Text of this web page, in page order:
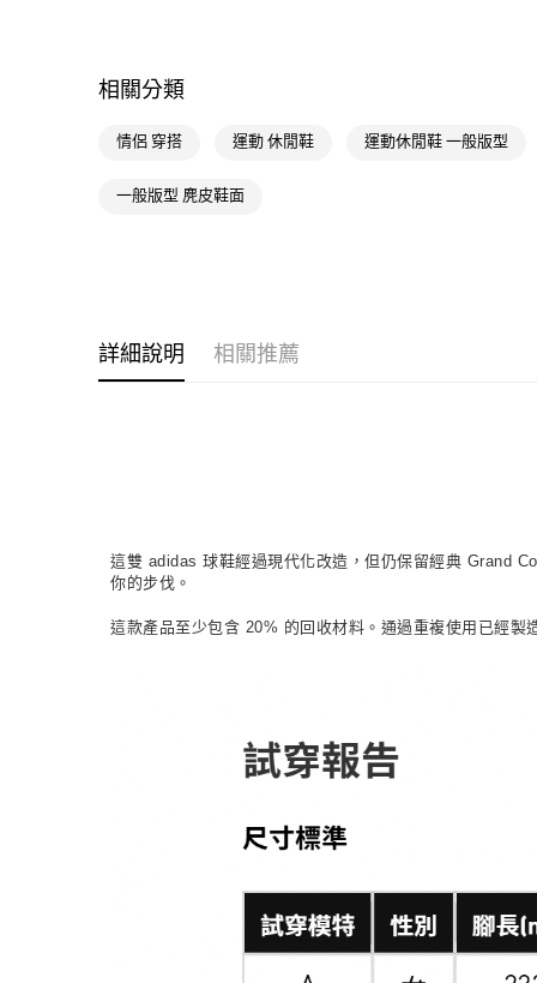
相關分類
情侶 穿搭 運動 休閒鞋 運動休閒鞋 一般版型
一般版型 麂皮鞋面
詳細說明 相關推薦
這雙 adidas 球鞋經過現代化改造，但仍保留經典 Grand
你的步伐。
這款產品至少包含 20% 的回收材料。通過重複使用已經